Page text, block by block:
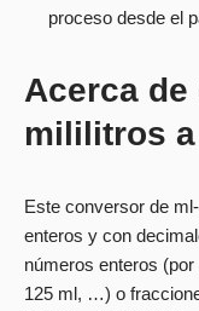
proceso desde el
Acerca
mililitros
Este conversor de
enteros y con
números enteros
125 ml, …) o